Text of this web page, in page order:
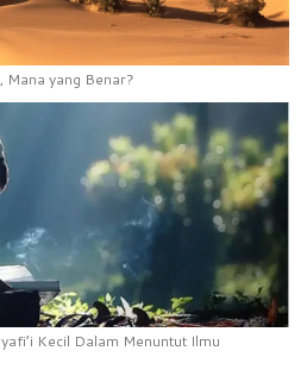
Mana yang Benar?
Kecil Dalam Menuntut Ilmu